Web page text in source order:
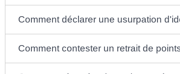
Comment déclarer une usurpation
Comment contester un retrait de